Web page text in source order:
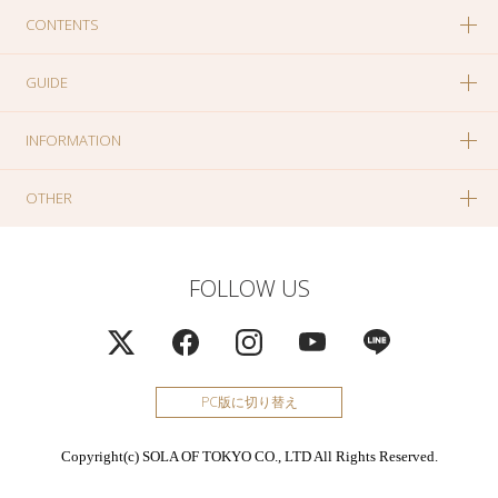
CONTENTS
GUIDE
INFORMATION
OTHER
FOLLOW US
PC版に切り替え
Copyright(c) SOLA OF TOKYO CO., LTD All Rights Reserved.